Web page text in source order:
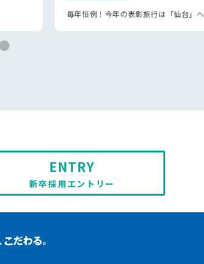
毎年恒例！今年の表彰旅行は「仙台」へ
ENTRY
新卒採用エントリー